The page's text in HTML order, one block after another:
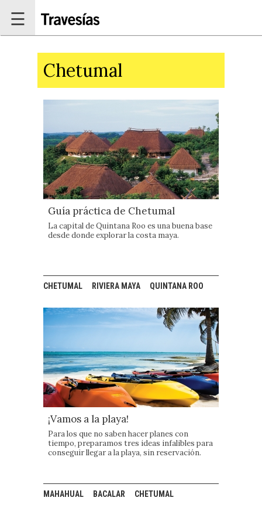
☰
Chetumal
Guía práctica de Chetumal
La capital de Quintana Roo es una buena base
desde donde explorar la costa maya.
CHETUMAL RIVIERA MAYA QUINTANA ROO
¡Vamos a la playa!
Para los que no saben hacer planes con
tiempo, preparamos tres ideas infalibles para
conseguir llegar a la playa, sin reservación.
MAHAHUAL BACALAR CHETUMAL